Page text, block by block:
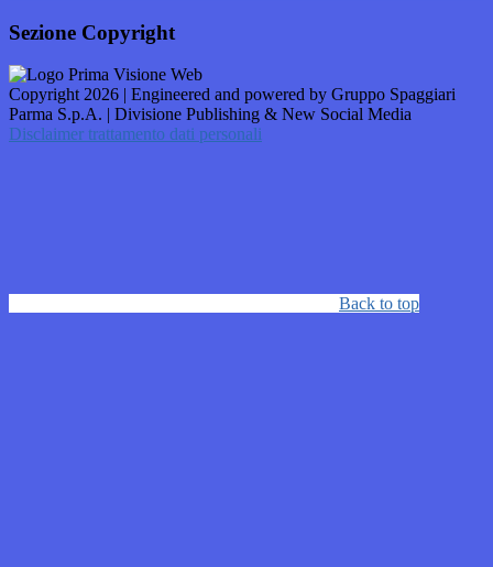
Sezione Copyright
Copyright 2026 | Engineered and powered by Gruppo Spaggiari
Parma S.p.A. | Divisione Publishing & New Social Media
Disclaimer trattamento dati personali
Back to top